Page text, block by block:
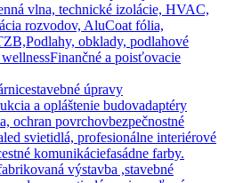
vlna, technické izolácie, HVAC,
rozvodov, AluCoat fólia,
Podlahy, obklady, podlahové
Finančné a poisťovacie
stavebné úpravy
a opláštenie budovadaptéry
ochran povrchovbezpečnostné
led svietidlá, profesionálne interiérové
komunikáciefasádne farby.
výstavba ,stavebné